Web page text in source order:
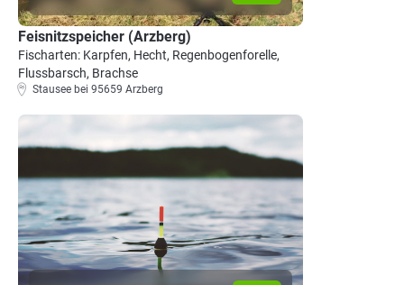
Feisnitzspeicher (Arzberg)
Fischarten: Karpfen, Hecht, Regenbogenforelle,
Flussbarsch, Brachse
Stausee bei 95659 Arzberg